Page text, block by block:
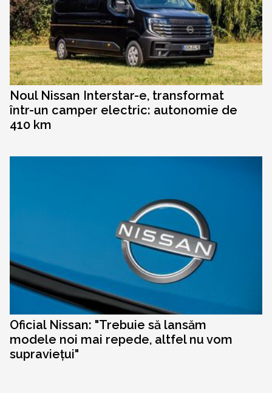
Noul Nissan Interstar-e, transformat
într-un camper electric: autonomie de
410 km
Oficial Nissan: "Trebuie să lansăm
modele noi mai repede, altfel nu vom
supraviețui"